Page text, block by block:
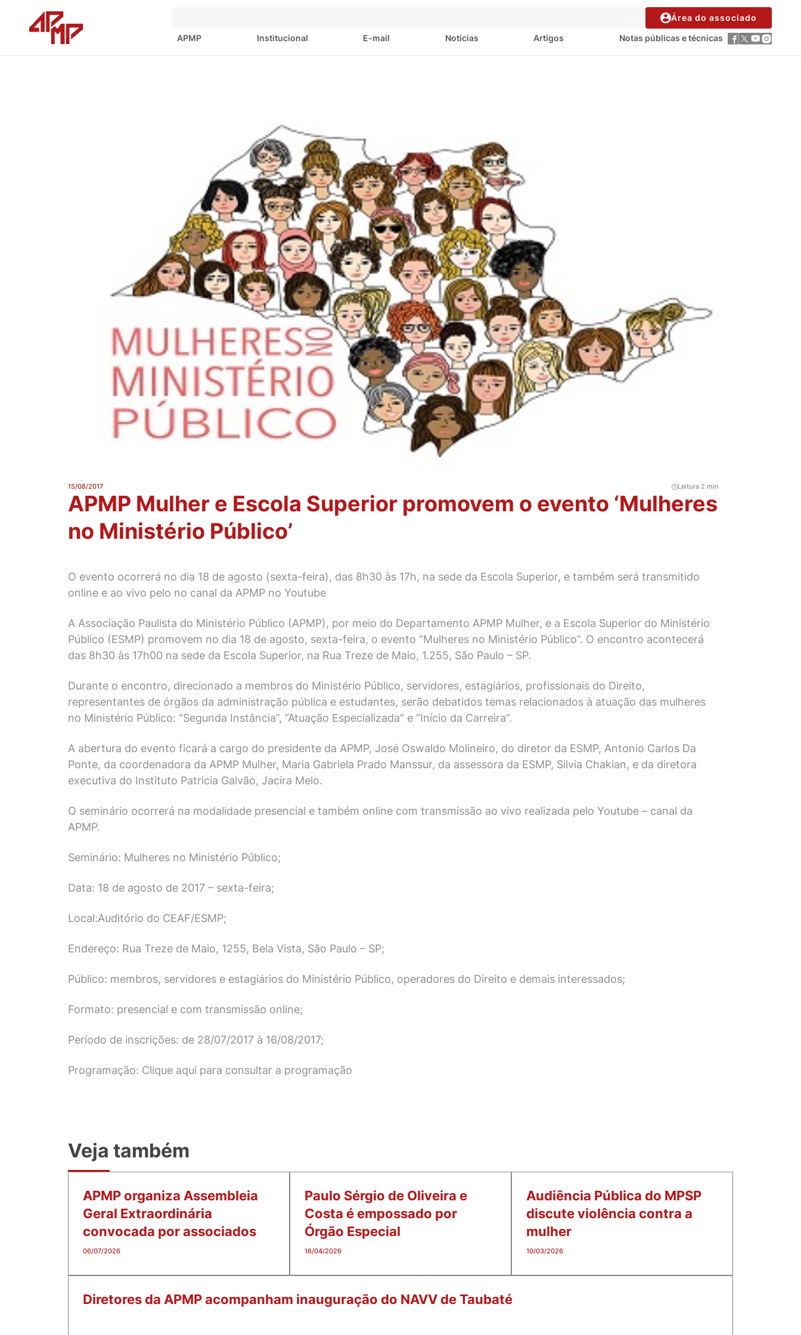
Área do associado
APMP
Institucional E-mail Notícias Artigos Notas públicas e técnicas
15/08/2017 Leitura 2 min
APMP Mulher e Escola Superior promovem o evento ‘Mulheres
no Ministério Público’
O evento ocorrerá no dia 18 de agosto (sexta-feira), das 8h30 às 17h, na sede da Escola Superior, e também será transmitido
online e ao vivo pelo no canal da APMP no Youtube
A Associação Paulista do Ministério Público (APMP), por meio do Departamento APMP Mulher, e a Escola Superior do Ministério
Público (ESMP) promovem no dia 18 de agosto, sexta-feira, o evento “Mulheres no Ministério Público”. O encontro acontecerá
das 8h30 às 17h00 na sede da Escola Superior, na Rua Treze de Maio, 1.255, São Paulo – SP.
Durante o encontro, direcionado a membros do Ministério Público, servidores, estagiários, profissionais do Direito,
representantes de órgãos da administração pública e estudantes, serão debatidos temas relacionados à atuação das mulheres
no Ministério Público: “Segunda Instância”, “Atuação Especializada” e “Início da Carreira”.
A abertura do evento ficará a cargo do presidente da APMP, José Oswaldo Molineiro, do diretor da ESMP, Antonio Carlos Da
Ponte, da coordenadora da APMP Mulher, Maria Gabriela Prado Manssur, da assessora da ESMP, Silvia Chakian, e da diretora
executiva do Instituto Patricia Galvão, Jacira Melo.
O seminário ocorrerá na modalidade presencial e também online com transmissão ao vivo realizada pelo Youtube – canal da
APMP.
Seminário: Mulheres no Ministério Público;
Data: 18 de agosto de 2017 – sexta-feira;
Local:Auditório do CEAF/ESMP;
Endereço: Rua Treze de Maio, 1255, Bela Vista, São Paulo – SP;
Público: membros, servidores e estagiários do Ministério Público, operadores do Direito e demais interessados;
Formato: presencial e com transmissão online;
Período de inscrições: de 28/07/2017 à 16/08/2017;
Programação: Clique aqui para consultar a programação
Veja também
APMP organiza Assembleia
Geral Extraordinária
convocada por associados
06/07/2026
Paulo Sérgio de Oliveira e
Costa é empossado por
Órgão Especial
16/04/2026
Audiência Pública do MPSP
discute violência contra a
mulher
10/03/2026
Diretores da APMP acompanham inauguração do NAVV de Taubaté